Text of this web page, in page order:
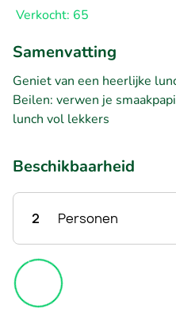
Verkocht: 65
Samenvatting
Geniet van een heerlijke
Beilen: verwen je
lunch vol lekkers
Beschikbaarheid
2 Personen